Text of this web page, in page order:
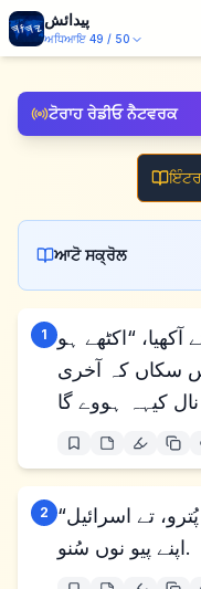
پیدائش
ਅਧਿਆਇ 49 / 50
ਟੋਰਾਹ ਰੇਡੀਓ ਨੈਟਵਰਕ
ਆਟੋ ਸਕ੍ਰੋਲ
1
آکھیا، “اکٹھے ہو
سکاں کہ آخری
2
“اکٹھے ہو جاؤ تے سُنو، یعقوب دے پُترو، تے اسرائیل
اپنے پیو نوں سُنو.